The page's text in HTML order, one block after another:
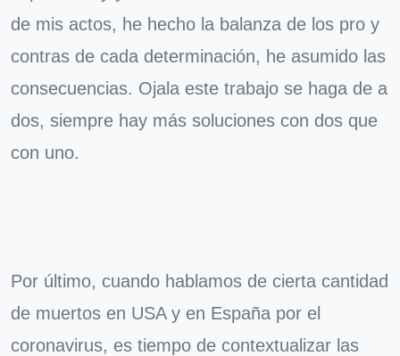
de mis actos, he hecho la balanza de los pro y
contras de cada determinación, he asumido las
consecuencias. Ojala este trabajo se haga de a
dos, siempre hay más soluciones con dos que
con uno.
Por último, cuando hablamos de cierta cantidad
de muertos en USA y en España por el
coronavirus, es tiempo de contextualizar las